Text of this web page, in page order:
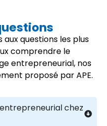
aux questions les plus
comprendre le
entrepreneurial, nos
proposé par APE.
chez